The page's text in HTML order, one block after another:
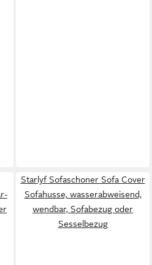
Starlyf Sofaschoner Sofa Cover
Sofahusse, wasserabweisend,
wendbar, Sofabezug oder
Sesselbezug